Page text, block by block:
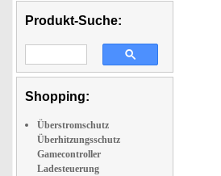
Produkt-Suche:
Shopping:
Überstromschutz
Überhitzungsschutz
Gamecontroller
Ladesteuerung